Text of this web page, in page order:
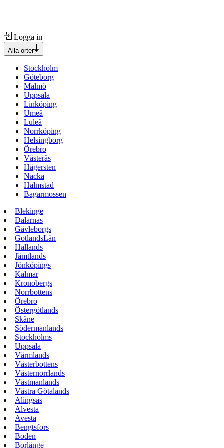
Logga in
Alla orter
Stockholm
Göteborg
Malmö
Uppsala
Linköping
Umeå
Luleå
Norrköping
Helsingborg
Örebro
Västerås
Hägersten
Nacka
Halmstad
Bagarmossen
Blekinge
Dalarnas
Gävleborgs
GotlandsLän
Hallands
Jämtlands
Jönköpings
Kalmar
Kronobergs
Norrbottens
Örebro
Östergötlands
Skåne
Södermanlands
Stockholms
Uppsala
Värmlands
Västerbottens
Västernorrlands
Västmanlands
Västra Götalands
Alingsås
Alvesta
Avesta
Bengtsfors
Boden
Borlänge